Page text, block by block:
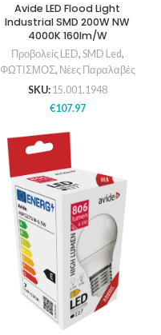
Avide LED Flood Light
Industrial SMD 200W NW
4000K 160lm/W
Προβολείς LED, SMD Led,
ΦΩΤΙΣΜΟΣ, Νέες Παραλαβές
SKU: 15.001.1948
€107.97